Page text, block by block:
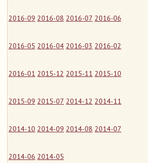
2016-09 2016-08 2016-07 2016-06
2016-05 2016-04 2016-03 2016-02
2016-01 2015-12 2015-11 2015-10
2015-09 2015-07 2014-12 2014-11
2014-10 2014-09 2014-08 2014-07
2014-06 2014-05